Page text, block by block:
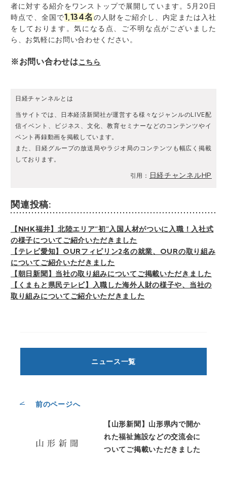
者に対する紹介をワンストップで展開しています。5月20日
時点で、全国で1,134名 の人財をご紹介し、内定または入社
をしております。気になる点、ご不明な点がございました
ら、お気軽にお問い合わせください。
※お問い合わせはこちら
日経チャンネルとは
当サイトでは、日本経済新聞社が運営する様々なジャンルのLIVE配
信イベント、ビジネス、文化、教育セミナーなどのコンテンツやイ
ベント再録動画を掲載しています。
また、日経グループの放送局やラジオ局のコンテンツも幅広く掲載
しております。
引用： 日経チャンネルHP
関連投稿:
【NHK福井】北陸エリア”初”入国人材がついに入職！入社式
の様子についてご紹介いただきました
【テレビ愛知】OURフィピリン2名の就業、OURの取り組み
についてご紹介いただきました
【朝日新聞】当社の取り組みについてご掲載いただきました
【くまもと県民テレビ】入職した海外人財の様子や、当社の
取り組みについてご紹介いただきました
ニュース一覧
前のページへ
【山形新聞】山形県内で開か
れた福祉施設などの交流会に
ついてご掲載いただきました